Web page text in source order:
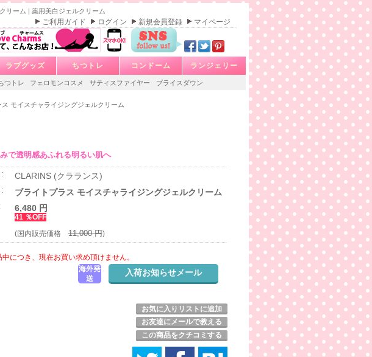
リーム | 薬用美白ジェルクリーム
ご利用ガイド ログイン 新規会員登録 マイページ
ラブグッズ ちつトレ コンドーム ランジェリー
つトレ フェロモンコスメ サティスファイヤー プライスダウン
ス モイスチャライジングジェルクリーム
で透明感あふれる明るい肌へ
: CLARINS (クラランス)
ブライトプラス モイスチャライジングジェルクリーム
6,480 円
41 ％OFF
(国内販売価格11,000 円)
につき、現在お買い求め頂けません。
海外発
送
お気に入りリストに追加
お友達にメールで教える
この商品をクチコミする